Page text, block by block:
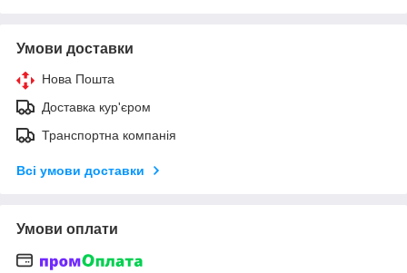
Умови доставки
Нова Пошта
Доставка кур'єром
Транспортна компанія
Всі умови доставки
Умови оплати